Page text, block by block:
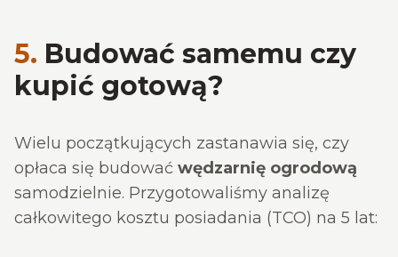
5. Budować samemu czy
kupić gotową?
Wielu początkujących zastanawia się, czy
opłaca się budować wędzarnię ogrodową
samodzielnie. Przygotowaliśmy analizę
całkowitego kosztu posiadania (TCO) na 5 lat: